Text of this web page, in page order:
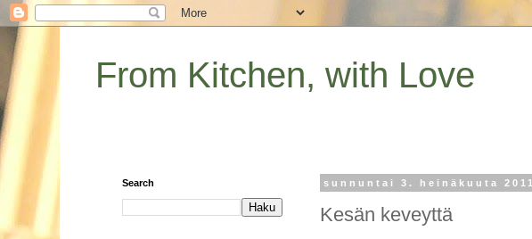
From Kitchen, with Love
sunnuntai 3. heinäkuuta 2011
Kesän keveyttä
Search